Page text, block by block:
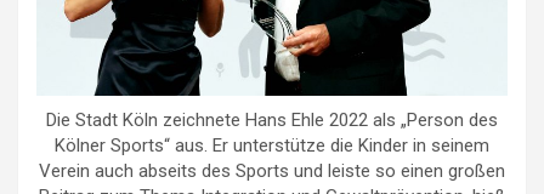
Die Stadt Köln zeichnete Hans Ehle 2022 als „Person des
Kölner Sports“ aus. Er unterstütze die Kinder in seinem
Verein auch abseits des Sports und leiste so einen großen